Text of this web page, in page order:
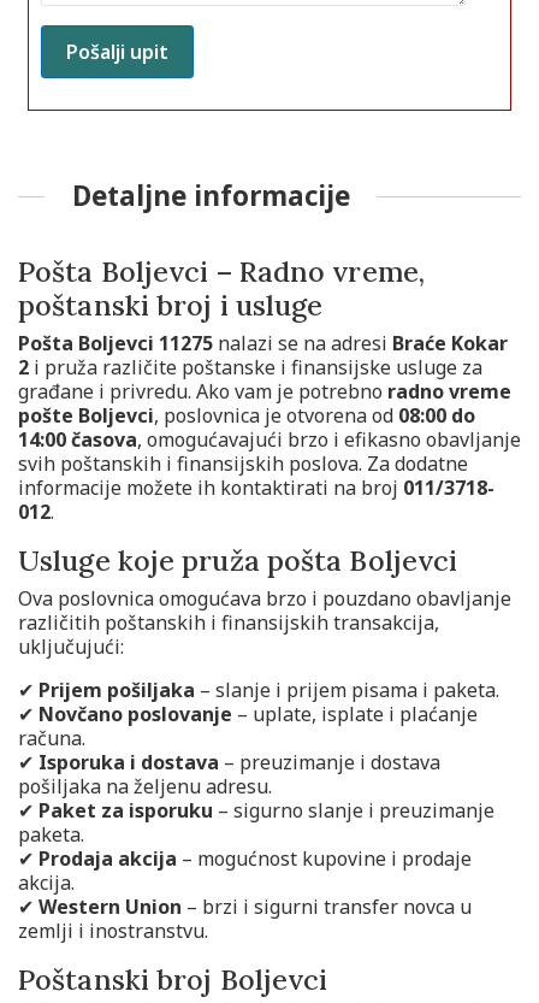
Detaljne informacije
Pošta Boljevci – Radno vreme,
poštanski broj i usluge
Pošta Boljevci 11275 nalazi se na adresi Braće Kokar
2 i pruža različite poštanske i finansijske usluge za
građane i privredu. Ako vam je potrebno radno vreme
pošte Boljevci, poslovnica je otvorena od 08:00 do
14:00 časova, omogućavajući brzo i efikasno obavljanje
svih poštanskih i finansijskih poslova. Za dodatne
informacije možete ih kontaktirati na broj 011/3718-
012.
Usluge koje pruža pošta Boljevci
Ova poslovnica omogućava brzo i pouzdano obavljanje
različitih poštanskih i finansijskih transakcija,
uključujući:
✔ Prijem pošiljaka – slanje i prijem pisama i paketa.
✔ Novčano poslovanje – uplate, isplate i plaćanje
računa.
✔ Isporuka i dostava – preuzimanje i dostava
pošiljaka na željenu adresu.
✔ Paket za isporuku – sigurno slanje i preuzimanje
paketa.
✔ Prodaja akcija – mogućnost kupovine i prodaje
akcija.
✔ Western Union – brzi i sigurni transfer novca u
zemlji i inostranstvu.
Poštanski broj Boljevci